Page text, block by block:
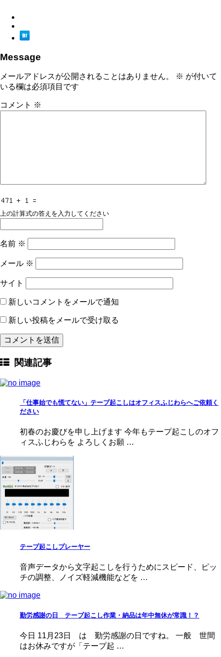
Message
メールアドレスが公開されることはありません。 ※ が付いて
いる欄は必須項目です
コメント ※
上の計算式の答えを入力してください
名前 ※
メール ※
サイト
新しいコメントをメールで通知
新しい投稿をメールで受け取る
関連記事
「仕事始でも慌てない」テープ起こしはオフィスふじわらへご依頼く
ださい
初春のお慶びを申し上げます 今年もテープ起こしのオフ
ィスふじわらを よろしくお願 …
テープ起こしプレーヤー
音声データから文字起こしを行うためにスピード、ピッ
チの調整、ノイズ軽減機能などを …
勤労感謝の日 テープ起こし作業・納品は年中無休が常識！？
今日 11月23日 は 勤労感謝の日ですね。 一般 世間
はお休みですが「テープ起 …